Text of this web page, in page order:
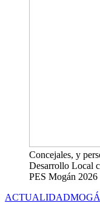
Concejales, y
Desarrollo Local
PES Mogán 2026
ACTUALIDAD